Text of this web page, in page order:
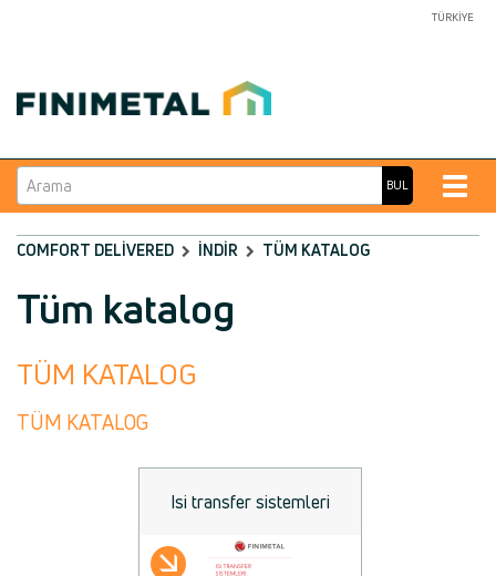
TÜRKIYE
Arama BUL
Toggle
COMFORT DELIVERED İNDIR TÜM KATALOG
Tüm katalog
TÜM KATALOG
TÜM KATALOG
Isi transfer sistemleri